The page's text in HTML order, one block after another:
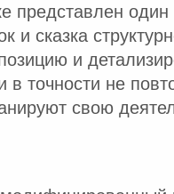
представлен
и сказка
и
в точности не
свою